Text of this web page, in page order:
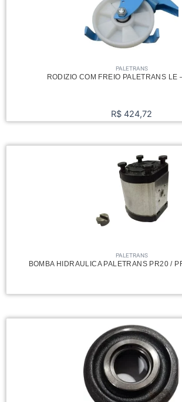
PALETRANS
RODIZIO COM FREIO PALETRANS LE
R$ 424,72
PALETRANS
BOMBA HIDRAULICA PALETRANS PR20 /